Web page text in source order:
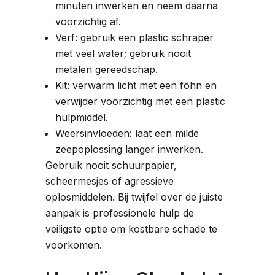
minuten inwerken en neem daarna
voorzichtig af.
Verf: gebruik een plastic schraper
met veel water; gebruik nooit
metalen gereedschap.
Kit: verwarm licht met een föhn en
verwijder voorzichtig met een plastic
hulpmiddel.
Weersinvloeden: laat een milde
zeepoplossing langer inwerken.
Gebruik nooit schuurpapier,
scheermesjes of agressieve
oplosmiddelen. Bij twijfel over de juiste
aanpak is professionele hulp de
veiligste optie om kostbare schade te
voorkomen.